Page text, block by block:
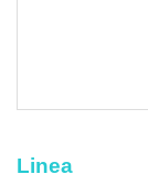
Linea